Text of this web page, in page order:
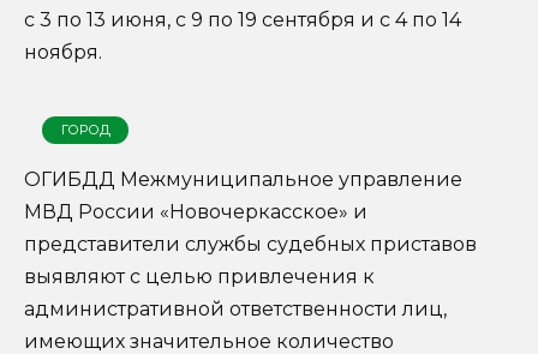
с 3 по 13 июня, с 9 по 19 сентября и с 4 по 14
ноября.
ГОРОД
ОГИБДД Межмуниципальное управление
МВД России «Новочеркасское» и
представители службы судебных приставов
выявляют с целью привлечения к
административной ответственности лиц,
имеющих значительное количество